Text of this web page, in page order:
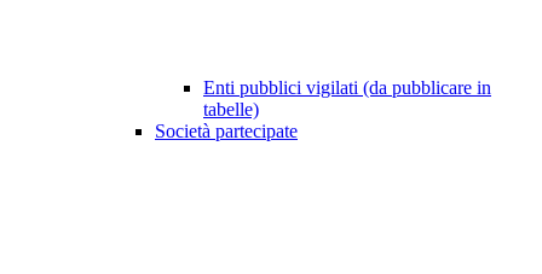
Enti pubblici vigilati (da pubblicare in
tabelle)
Società partecipate